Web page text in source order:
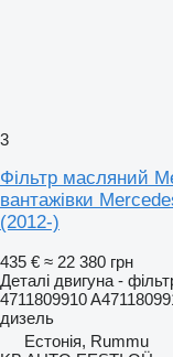
3
Фільтр масляний
вантажівки
(2012-)
435 € ≈ 22 380 грн
Деталі двигуна -
4711809910
дизель
Естонія, Rummu